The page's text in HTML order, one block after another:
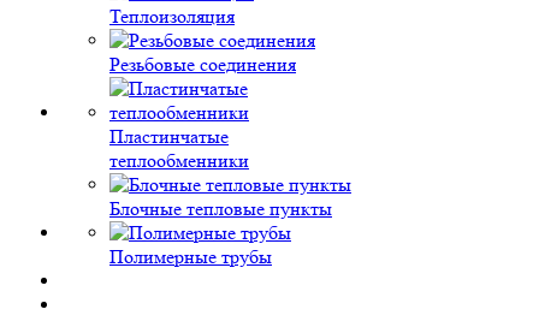
Теплоизоляция
Резьбовые соединения
Пластинчатые
теплообменники
Блочные тепловые пункты
Полимерные трубы